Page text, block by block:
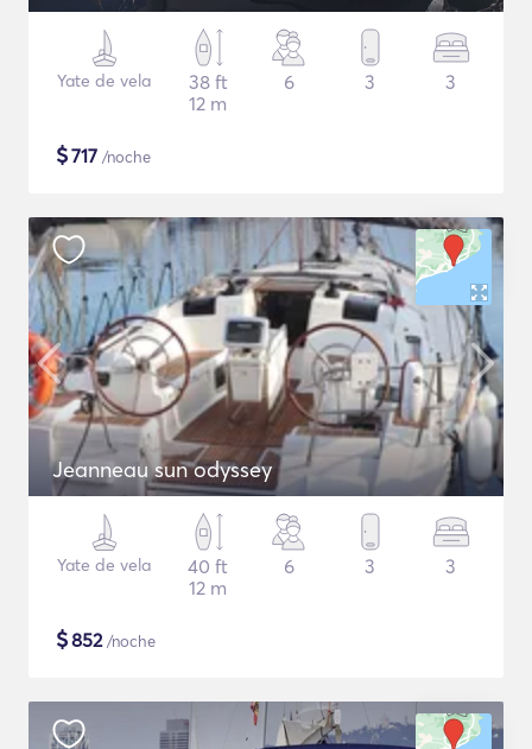
Yate de vela
38 ft
12 m
6 3 3
$717 /noche
Jeanneau sun odyssey
Yate de vela
40 ft
12 m
6 3 3
$852/noche